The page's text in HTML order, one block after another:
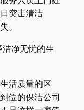
突击清洁
。
净无忧的生
活质量的区
位的保洁公司